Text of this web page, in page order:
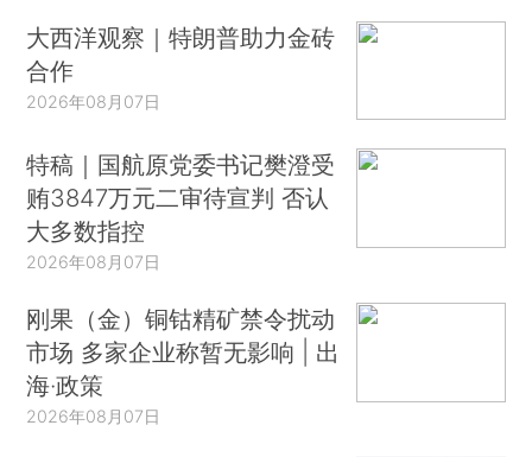
大西洋观察｜特朗普助力金砖
合作
2026年08月07日
特稿｜国航原党委书记樊澄受
贿3847万元二审待宣判 否认
大多数指控
2026年08月07日
刚果（金）铜钴精矿禁令扰动
市场 多家企业称暂无影响 | 出
海·政策
2026年08月07日